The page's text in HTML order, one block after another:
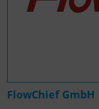
FlowChief GmbH